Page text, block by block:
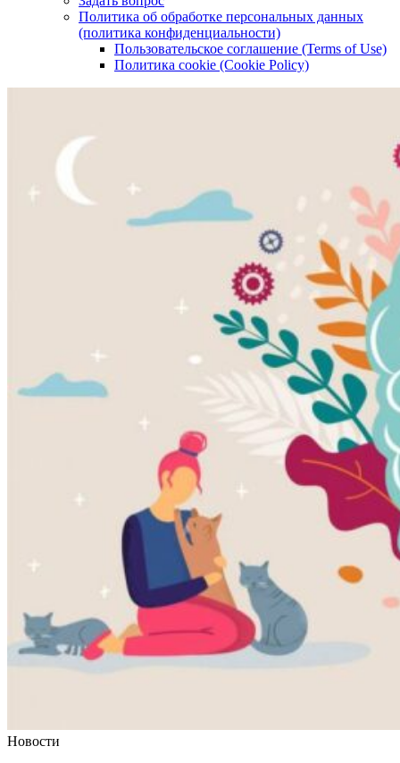
Политика об обработке персональных данных
(политика конфиденциальности)
Пользовательское соглашение (Terms of Use)
Политика cookie (Cookie Policy)
Новости